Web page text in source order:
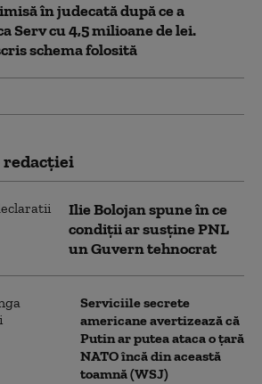
în judecată după ce a
Serv cu 4,5 milioane de lei.
schema folosită
redacţiei
Ilie Bolojan spune în ce
condiții ar susține PNL
un Guvern tehnocrat
Serviciile secrete
americane avertizează că
Putin ar putea ataca o țară
NATO încă din această
toamnă (WSJ)